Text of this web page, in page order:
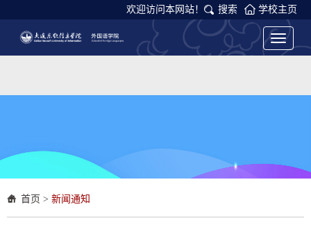
欢迎访问本网站！ 搜索 学校主页
Toggle
首页 > 新闻通知